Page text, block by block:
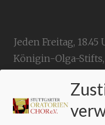
Jeden Freitag,
Königin-Olga-Stifts,